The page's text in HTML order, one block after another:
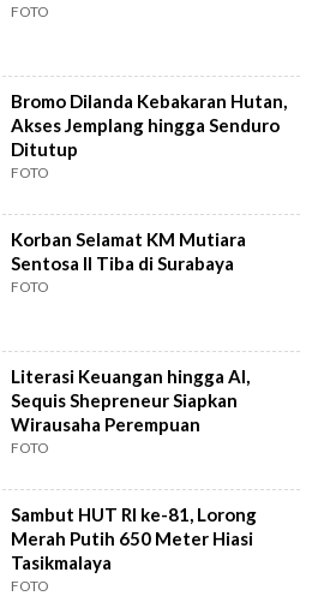
FOTO
Bromo Dilanda Kebakaran Hutan,
Akses Jemplang hingga Senduro
Ditutup
FOTO
Korban Selamat KM Mutiara
Sentosa II Tiba di Surabaya
FOTO
Literasi Keuangan hingga AI,
Sequis Shepreneur Siapkan
Wirausaha Perempuan
FOTO
Sambut HUT RI ke-81, Lorong
Merah Putih 650 Meter Hiasi
Tasikmalaya
FOTO